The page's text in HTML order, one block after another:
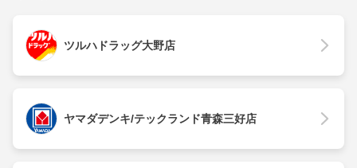
ツルハドラッグ大野店
ヤマダデンキ/テックランド青森三好店